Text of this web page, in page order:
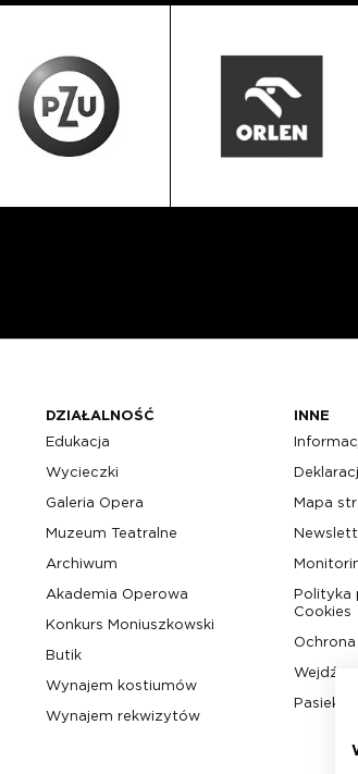
DZIAŁALNOŚĆ
Edukacja
Wycieczki
Galeria Opera
Muzeum Teatralne
Archiwum
Akademia Operowa
Konkurs Moniuszkowski
Butik
Wynajem kostiumów
Wynajem rekwizytów
INNE
Mapa
Polityka
Cookies
Wejdź w
Pasieka